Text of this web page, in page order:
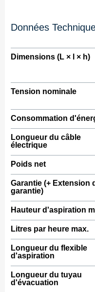
Données
Dimensions (L × l × h)
Tension nominale
Consommation
Longueur du câble
électrique
Poids net
Garantie (+ Extension
garantie)
Hauteur d'aspiration
Litres par heure max.
Longueur du flexible
d'aspiration
Longueur du tuyau
d'évacuation